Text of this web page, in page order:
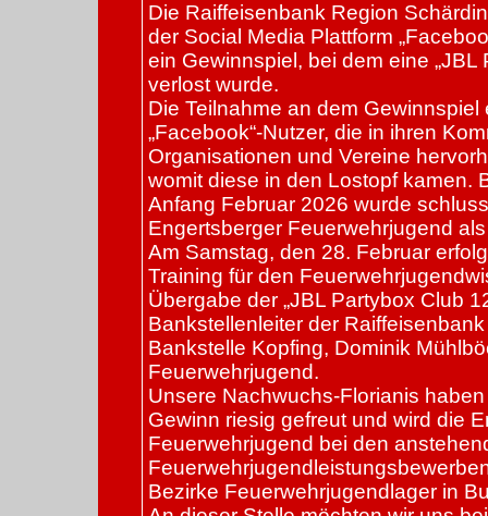
Die Raiffeisenbank Region
der Social Media Plattform
ein Gewinnspiel, bei dem eine „JBL
verlost wurde.
Die Teilnahme an dem Gewinnspiel
„Facebook“-Nutzer, die in ihren
Organisationen und Vereine
womit diese in den Lostopf kamen.
Anfang Februar 2026 wurde
Engertsberger Feuerwehrjugend
Am Samstag, den 28. Februar
Training für den
Übergabe der „JBL Partybox Club
Bankstellenleiter der
Bankstelle Kopfing, Dominik
Feuerwehrjugend.
Unsere Nachwuchs-Florianis
Gewinn riesig gefreut und wird die
Feuerwehrjugend bei den
Bezirke Feuerwehrjugendlager in